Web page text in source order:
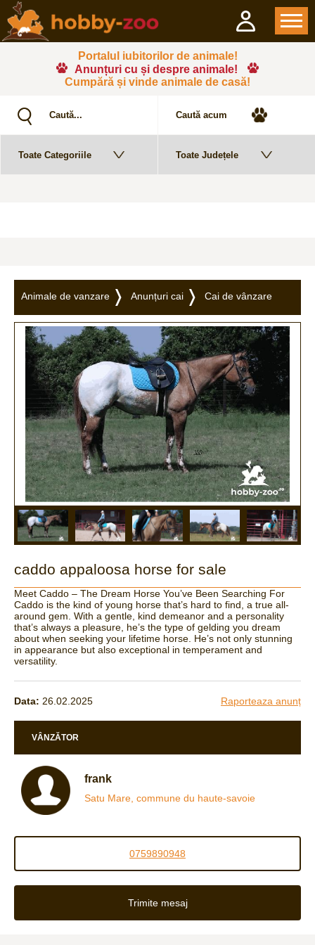
Portalul iubitorilor de animale!
Anunțuri cu și despre animale!
Cumpără și vinde animale de casă!
Animale de vanzare Anunțuri cai Cai de vânzare
caddo appaloosa horse for sale
Meet Caddo – The Dream Horse You’ve Been Searching For
Caddo is the kind of young horse that’s hard to find, a true all-
around gem. With a gentle, kind demeanor and a personality
that’s always a pleasure, he’s the type of gelding you dream
about when seeking your lifetime horse. He’s not only stunning
in appearance but also exceptional in temperament and
versatility.
Data: 26.02.2025 Raporteaza anunț
VÂNZĂTOR
frank
Satu Mare, commune du haute-savoie
0759890948
Trimite mesaj